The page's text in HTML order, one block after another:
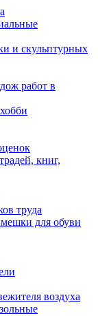
и скульптурных
работ в
книг,
труда
для обуви
воздуха